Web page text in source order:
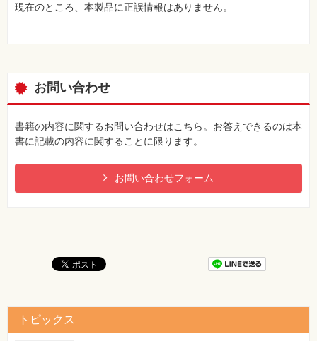
現在のところ、本製品に正誤情報はありません。
お問い合わせ
書籍の内容に関するお問い合わせはこちら。お答えできるのは本
書に記載の内容に関することに限ります。
お問い合わせフォーム
トピックス